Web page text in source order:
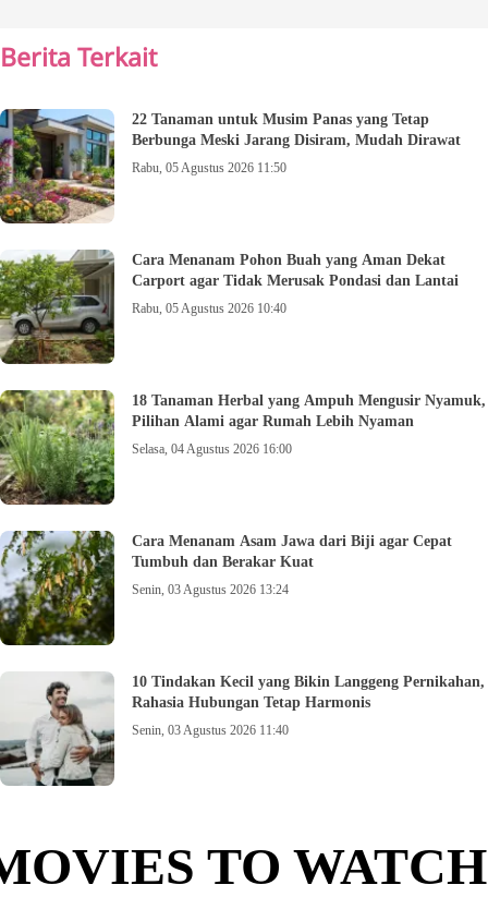
Berita Terkait
22 Tanaman untuk Musim Panas yang Tetap
Berbunga Meski Jarang Disiram, Mudah Dirawat
Rabu, 05 Agustus 2026 11:50
Cara Menanam Pohon Buah yang Aman Dekat
Carport agar Tidak Merusak Pondasi dan Lantai
Rabu, 05 Agustus 2026 10:40
18 Tanaman Herbal yang Ampuh Mengusir Nyamuk,
Pilihan Alami agar Rumah Lebih Nyaman
Selasa, 04 Agustus 2026 16:00
Cara Menanam Asam Jawa dari Biji agar Cepat
Tumbuh dan Berakar Kuat
Senin, 03 Agustus 2026 13:24
10 Tindakan Kecil yang Bikin Langgeng Pernikahan,
Rahasia Hubungan Tetap Harmonis
Senin, 03 Agustus 2026 11:40
TO WATCH